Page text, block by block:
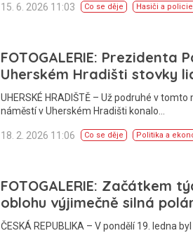
15. 6. 2026 11:03 Co se děje Hasiči a policie
FOTOGALERIE: Prezidenta
Uherském Hradišti stovky
UHERSKÉ HRADIŠTĚ – Už podruhé v
náměstí v Uherském Hradišti konalo…
18. 2. 2026 11:06 Co se děje Politika a
FOTOGALERIE: Začátkem
oblohu výjimečně silná
ČESKÁ REPUBLIKA – V pondělí 19. ledna